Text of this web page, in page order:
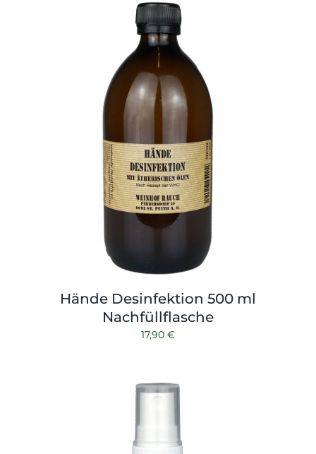
14,00 €
Hände Desinfektion 500 ml
Nachfüllflasche
17,90 €